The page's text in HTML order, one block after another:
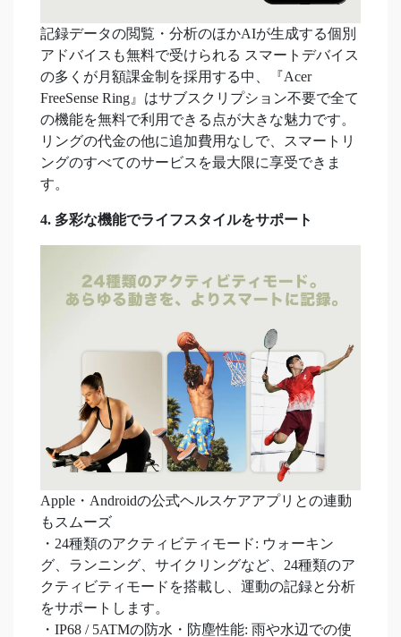
記録データの閲覧・分析のほかAIが生成する個別
アドバイスも無料で受けられる スマートデバイス
の多くが月額課金制を採用する中、『Acer
FreeSense Ring』はサブスクリプション不要で全て
の機能を無料で利用できる点が大きな魅力です。
リングの代金の他に追加費用なしで、スマートリ
ングのすべてのサービスを最大限に享受できま
す。
4. 多彩な機能でライフスタイルをサポート
Apple・Androidの公式ヘルスケアアプリとの連動
もスムーズ
・24種類のアクティビティモード: ウォーキン
グ、ランニング、サイクリングなど、24種類のア
クティビティモードを搭載し、運動の記録と分析
をサポートします。
・IP68 / 5ATMの防水・防塵性能: 雨や水辺での使